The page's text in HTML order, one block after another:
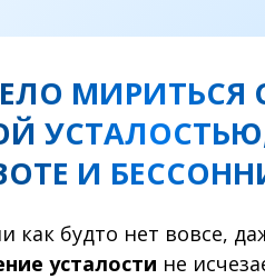
МИРИТЬСЯ
И
как будто нет вовсе,
усталости не